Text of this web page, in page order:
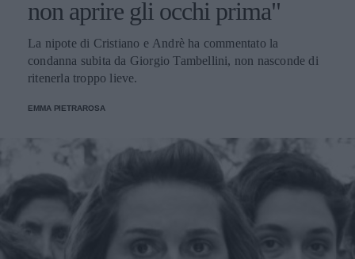
non aprire gli occhi prima"
La nipote di Cristiano e Andrè ha commentato la
condanna subita da Giorgio Tambellini, non nasconde di
ritenerla troppo lieve.
EMMA PIETRAROSA